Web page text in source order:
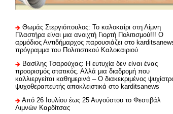
Θωμάς Στεργιόπουλος: Το καλοκαίρι στη Λίμνη
Πλαστήρα είναι μια ανοιχτή Γιορτή Πολιτισμού!!! Ο
αρμόδιος Αντιδήμαρχος παρουσιάζει στο
πρόγραμμα του Πολιτιστικού Καλοκαιριού
Βασίλης Τσαρούχας: Η ευτυχία δεν είναι ένας
προορισμός στατικός. Αλλά μια διαδρομή που
καλλιεργείται καθημερινά – Ο διακεκριμένος
ψυχοθεραπευτής αποκλειστικά στο karditsanews
Από 26 Ιουλίου έως 25 Αυγούστου το Φεστιβάλ
Λιμνών Καρδίτσας